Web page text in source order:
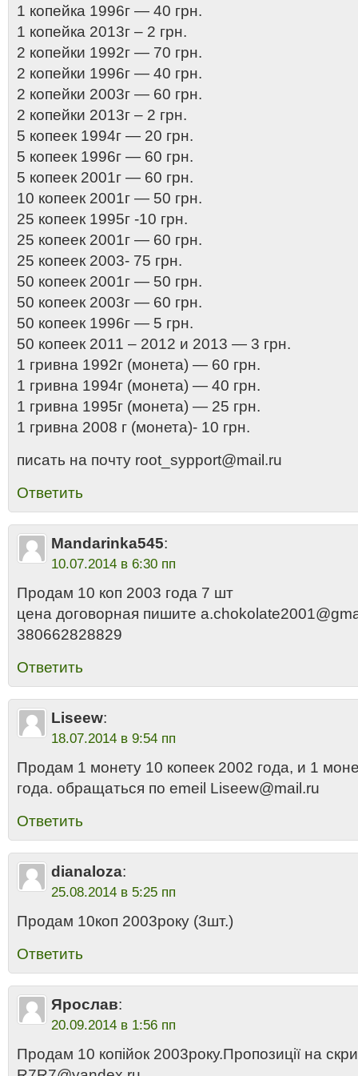
1 копейка 1996г — 40 грн.
1 копейка 2013г – 2 грн.
2 копейки 1992г — 70 грн.
2 копейки 1996г — 40 грн.
2 копейки 2003г — 60 грн.
2 копейки 2013г – 2 грн.
5 копеек 1994г — 20 грн.
5 копеек 1996г — 60 грн.
5 копеек 2001г — 60 грн.
10 копеек 2001г — 50 грн.
25 копеек 1995г -10 грн.
25 копеек 2001г — 60 грн.
25 копеек 2003- 75 грн.
50 копеек 2001г — 50 грн.
50 копеек 2003г — 60 грн.
50 копеек 1996г — 5 грн.
50 копеек 2011 – 2012 и 2013 — 3 грн.
1 гривна 1992г (монета) — 60 грн.
1 гривна 1994г (монета) — 40 грн.
1 гривна 1995г (монета) — 25 грн.
1 гривна 2008 г (монета)- 10 грн.
писать на почту root_sypport@mail.ru
Ответить
Mandarinka545:
10.07.2014 в 6:30 пп
Продам 10 коп 2003 года 7 шт
цена договорная пишите
380662828829
Ответить
Liseew:
18.07.2014 в 9:54 пп
Продам 1 монету 10 копеек 2002 года, и 1
года. обращаться по emeil Liseew@mail.ru
Ответить
dianaloza:
25.08.2014 в 5:25 пп
Продам 10коп 2003року (3шт.)
Ответить
Ярослав:
20.09.2014 в 1:56 пп
Продам 10 копійок 2003року.Пропозиції на